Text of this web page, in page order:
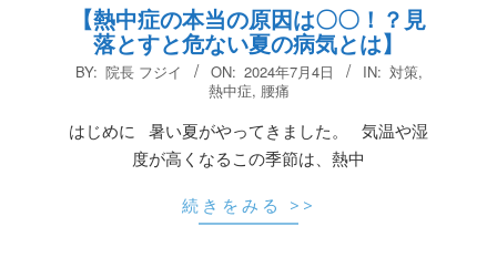
【熱中症の本当の原因は〇〇！？見
落とすと危ない夏の病気とは】
2024-
BY: 院長 フジイ ON: 2024年7月4日 IN: 対策,
熱中症, 腰痛
はじめに 暑い夏がやってきました。 気温や湿
度が高くなるこの季節は、熱中
続きをみる >>